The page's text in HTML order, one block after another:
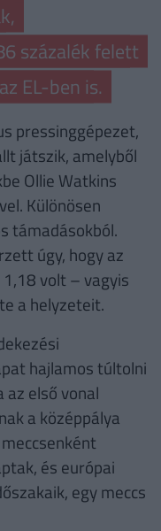
százalék felett
EL-ben is.
pressinggépezet,
játszik, amelyből
Ollie Watkins
Különösen
támadásokból.
úgy, hogy az
volt – vagyis
a helyzeteit.
hajlamos túltolni
az első vonal
a középpálya
és európai
egy meccs